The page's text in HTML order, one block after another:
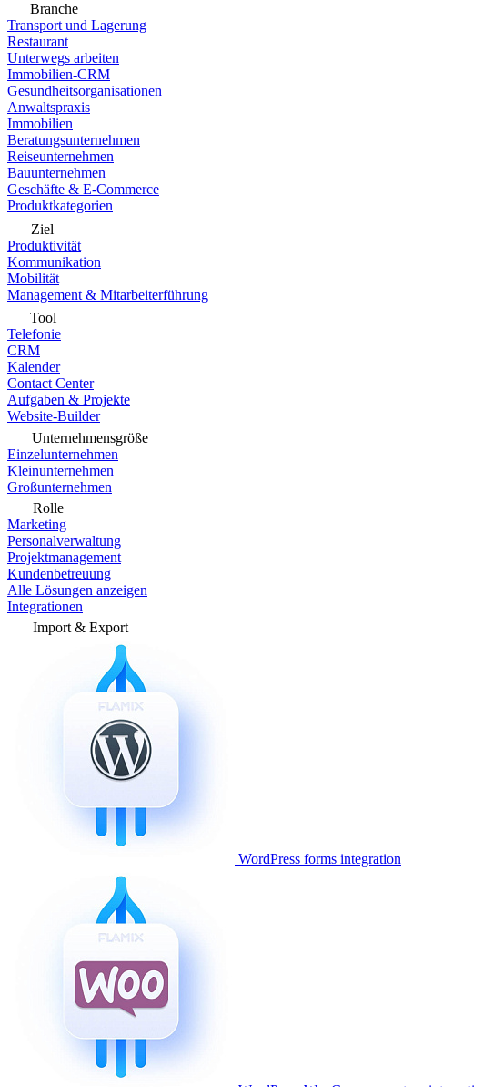
Branche
Transport und Lagerung
Restaurant
Unterwegs arbeiten
Immobilien-CRM
Gesundheitsorganisationen
Anwaltspraxis
Immobilien
Beratungsunternehmen
Reiseunternehmen
Bauunternehmen
Geschäfte & E-Commerce
Produktkategorien
Ziel
Produktivität
Kommunikation
Mobilität
Management & Mitarbeiterführung
Tool
Telefonie
CRM
Kalender
Contact Center
Aufgaben & Projekte
Website-Builder
Unternehmensgröße
Einzelunternehmen
Kleinunternehmen
Großunternehmen
Rolle
Marketing
Personalverwaltung
Projektmanagement
Kundenbetreuung
Alle Lösungen anzeigen
Integrationen
Import & Export
WordPress forms integration